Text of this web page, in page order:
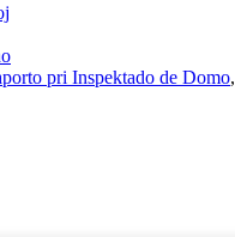
pri Inspektado de Domo,